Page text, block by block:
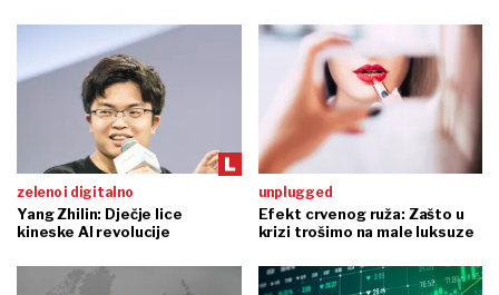
zeleno i digitalno
Yang Zhilin: Dječje lice
kineske AI revolucije
unplugged
Efekt crvenog ruža: Zašto u
krizi trošimo na male luksuze